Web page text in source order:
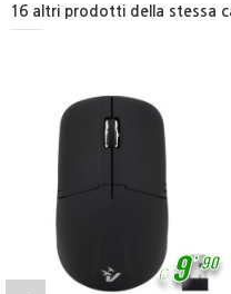
16 altri prodotti della stessa
€9
,90